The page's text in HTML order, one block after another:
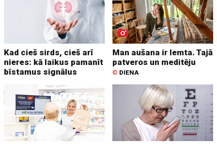
Kad cieš sirds, cieš arī
nieres: kā laikus pamanīt
bīstamus signālus
Man aušana ir lemta. Tajā
patveros un meditēju
© DIENA